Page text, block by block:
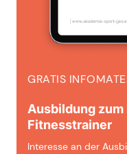
GRATIS
Ausbildung
Fitnesstrainer
Interesse an der